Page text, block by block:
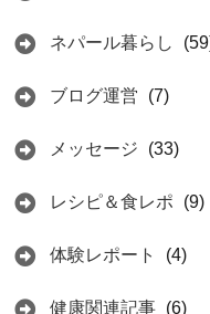
ネパール暮らし
ブログ運営 (7)
メッセージ (33)
レシピ＆食レポ (9)
体験レポート (4)
健康関連記事 (6)